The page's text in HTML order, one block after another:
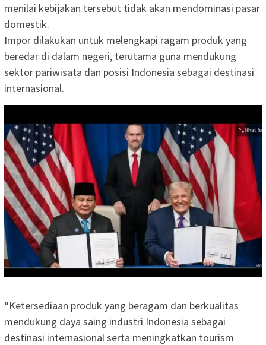
menilai kebijakan tersebut tidak akan mendominasi pasar
domestik.
Impor dilakukan untuk melengkapi ragam produk yang
beredar di dalam negeri, terutama guna mendukung
sektor pariwisata dan posisi Indonesia sebagai destinasi
internasional.
“Ketersediaan produk yang beragam dan berkualitas
mendukung daya saing industri Indonesia sebagai
destinasi internasional serta meningkatkan tourism